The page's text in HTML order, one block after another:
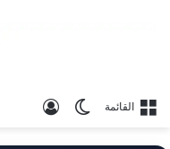
القائمة الوضع المظلم